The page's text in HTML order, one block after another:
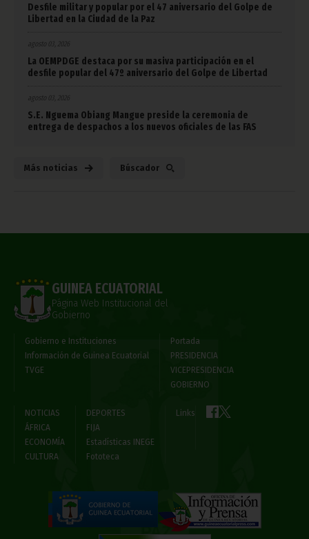
Desfile militar y popular por el 47 aniversario del Golpe de
Libertad en la Ciudad de la Paz
agosto 03, 2026
La OEMPDGE destaca por su masiva participación en el
desfile popular del 47º aniversario del Golpe de Libertad
agosto 03, 2026
S.E. Nguema Obiang Mangue preside la ceremonia de
entrega de despachos a los nuevos oficiales de las FAS
Más noticias Búscador
GUINEA ECUATORIAL
Página Web Institucional del
Gobierno
Gobierno e Instituciones
Información de Guinea Ecuatorial
TVGE
Portada
PRESIDENCIA
VICEPRESIDENCIA
GOBIERNO
NOTICIAS
ÁFRICA
ECONOMÍA
CULTURA
DEPORTES
FIJA
Estadísticas INEGE
Fototeca
Links